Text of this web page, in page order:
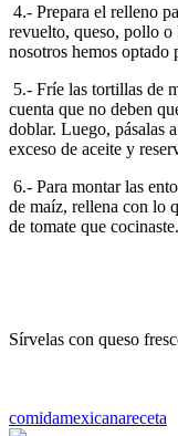
4.- Prepara el relleno
revuelto, queso, pollo o
nosotros hemos optado
5.- Fríe las tortillas de
cuenta que no deben
doblar. Luego, pásalas
exceso de aceite y
6.- Para montar las
de maíz, rellena con lo
de tomate que cocinaste.
Sírvelas con queso
comidamexicanareceta